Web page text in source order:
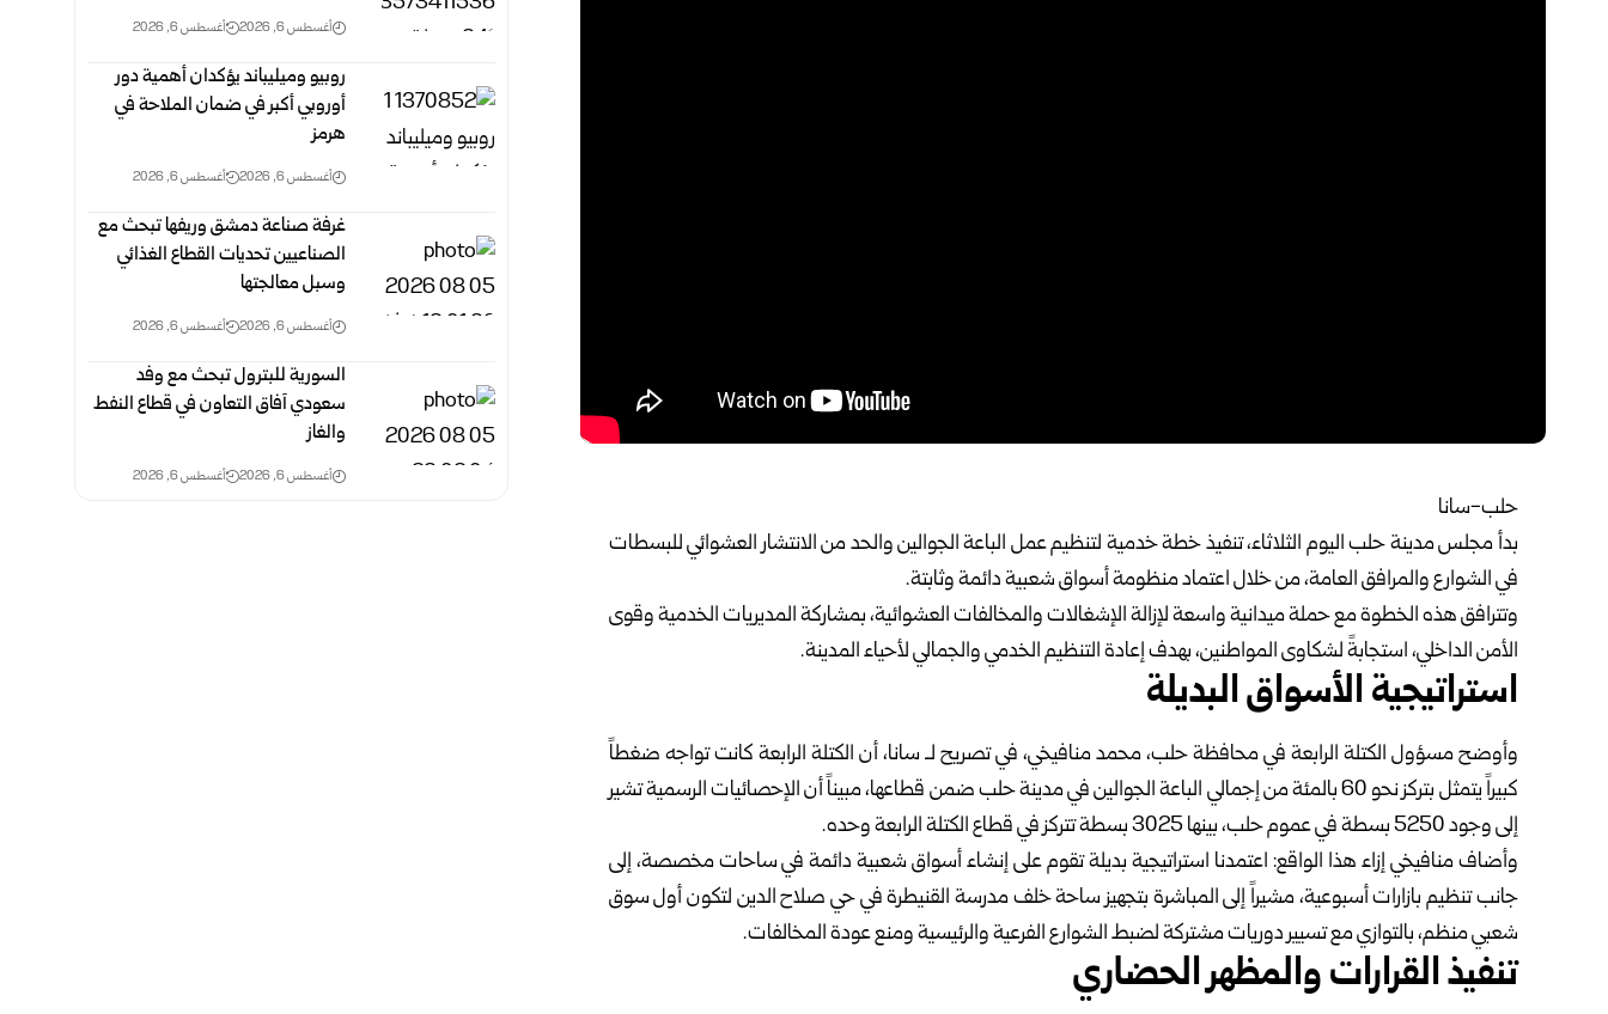
حلب-سانا‏
بدأ مجلس مدينة حلب اليوم الثلاثاء، تنفيذ خطة خدمية لتنظيم عمل ‏الباعة الجوالين والحد من الانتشار العشوائي للبسطات
في الشوارع ‏والمرافق العامة، من خلال اعتماد منظومة أسواق شعبية دائمة ‏وثابتة.‏
وتترافق هذه الخطوة مع حملة ميدانية واسعة لإزالة الإشغالات ‏والمخالفات العشوائية، بمشاركة المديريات الخدمية وقوى
الأمن ‏الداخلي، استجابةً لشكاوى المواطنين، بهدف إعادة التنظيم الخدمي ‏والجمالي لأحياء المدينة‎.‎
استراتيجية الأسواق البديلة
وأوضح مسؤول الكتلة الرابعة في محافظةحلب، محمد منافيخي، ‏في تصريح لـ سانا، أن الكتلة الرابعة كانت تواجه ضغطاً
كبيراً ‏يتمثل بتركز نحو 60 بالمئة من إجمالي الباعة الجوالين في مدينة ‏حلب ضمن قطاعها، مبيناً أن الإحصائيات الرسمية تشير
إلى وجود ‌‏5250 بسطة في عموم حلب، بينها 3025 بسطة تتركز في قطاع ‏الكتلة الرابعة وحده‎.‎
وأضاف منافيخي إزاء هذا الواقع: اعتمدنا استراتيجية بديلة تقوم ‏على إنشاء أسواق شعبية دائمة في ساحات مخصصة، إلى
جانب ‏تنظيم بازارات أسبوعية، مشيراً إلى المباشرة بتجهيز ساحة خلف ‏مدرسة القنيطرة في حي صلاح الدين لتكون أول سوق
شعبي ‏منظم، بالتوازي مع تسيير دوريات مشتركة لضبط الشوارع ‏الفرعية والرئيسية ومنع عودة المخالفات‎.‎
تنفيذ القرارات والمظهر الحضاري
أغسطس 6, 2026 أغسطس 6, 2026
روبيو وميليباند يؤكدان أهمية دور
أوروبي أكبر في ضمان الملاحة في
هرمز
أغسطس 6, 2026 أغسطس 6, 2026
غرفة صناعة دمشق وريفها تبحث مع
الصناعيين تحديات القطاع الغذائي
وسبل معالجتها
أغسطس 6, 2026 أغسطس 6, 2026
السورية للبترول تبحث مع وفد
سعودي آفاق التعاون في قطاع النفط
والغاز
أغسطس 6, 2026 أغسطس 6, 2026